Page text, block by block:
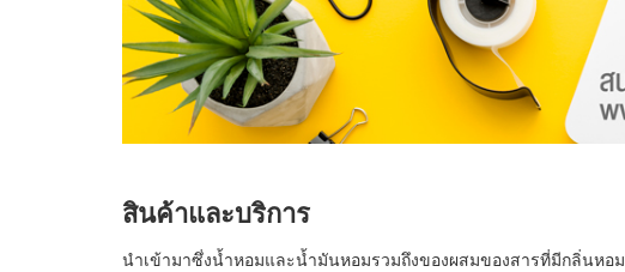
สินค้าและบริการ
นำเข้ามาซึ่งน้ำหอมและน้ำมันหอมรวมถึงของผสมของสารที่มีกลิ่นหอม